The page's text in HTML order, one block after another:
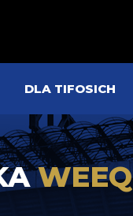
DLA TIFOSICH
WEEQ